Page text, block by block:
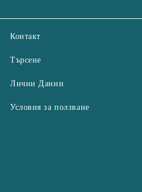
Контакт
Търсене
Лични Данни
Условия за ползване